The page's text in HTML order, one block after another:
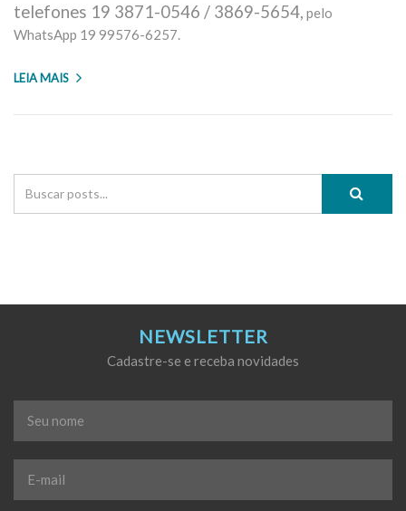
telefones 19 3871-0546 / 3869-5654, pelo
WhatsApp 19 99576-6257.
LEIA MAIS
NEWSLETTER
Cadastre-se e receba novidades
Seu
nome
*
E-
mail
*